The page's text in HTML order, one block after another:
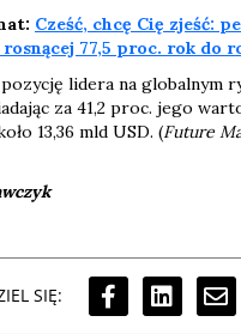
Cześć, chcę Cię zjeść:
77,5 proc. rok do
lidera na globalnym
za 41,2 proc. jego
13,36 mld USD. (Future
SIĘ: